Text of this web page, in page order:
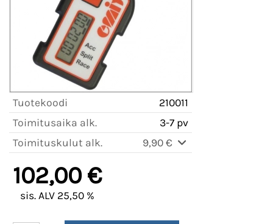
Tuotekoodi
210011
Toimitusaika alk.
3-7 pv
Toimituskulut alk.
9,90 €
102,00 €
sis. ALV 25,50 %